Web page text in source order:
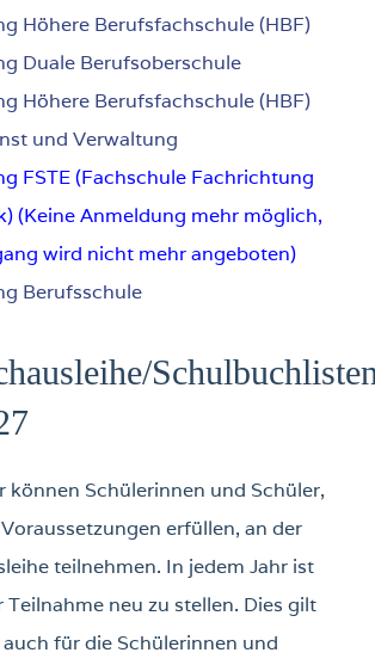
Höhere Berufsfachschule (HBF)
Duale Berufsoberschule
Höhere Berufsfachschule (HBF)
und Verwaltung
FSTE (Fachschule Fachrichtung
(Keine Anmeldung mehr möglich,
wird nicht mehr angeboten)
Berufsschule
können Schülerinnen und Schüler,
erfüllen, an der
teilnehmen. In jedem Jahr ist
Teilnahme neu zu stellen. Dies gilt
für die Schülerinnen und